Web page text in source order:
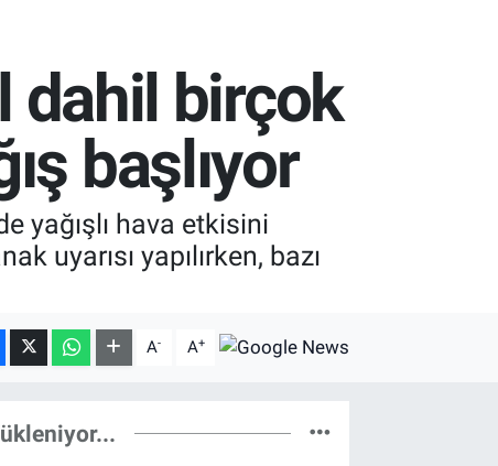
dahil birçok
başlıyor
yağışlı hava etkisini
uyarısı yapılırken, bazı
A- A+